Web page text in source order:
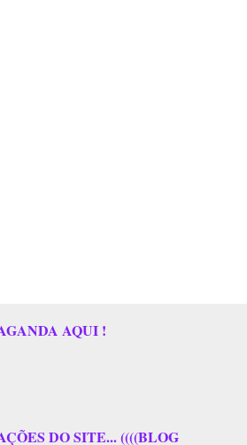
AQUI !
DO SITE... ((((BLOG